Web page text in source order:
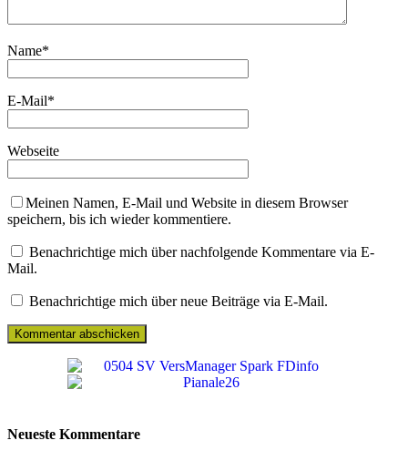
Name*
E-Mail*
Webseite
Meinen Namen, E-Mail und Website in diesem Browser
speichern, bis ich wieder kommentiere.
Benachrichtige mich über nachfolgende Kommentare via E-
Mail.
Benachrichtige mich über neue Beiträge via E-Mail.
Neueste Kommentare